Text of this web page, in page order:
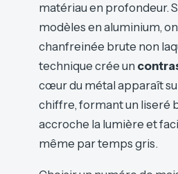
matériau en profondeur.
modèles en aluminium,
chanfreinée brute non
technique crée un
cœur du métal apparaît
chiffre, formant un liseré
accroche la lumière et
même par temps gris.